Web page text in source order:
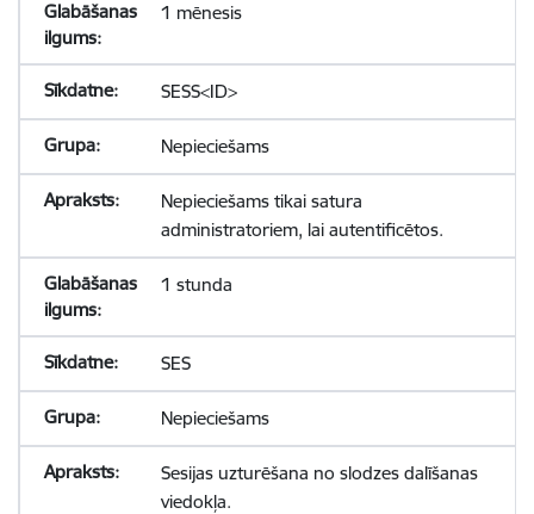
1 mēnesis
SESS<ID>
Nepieciešams
Nepieciešams tikai satura
administratoriem, lai autentificētos.
1 stunda
SES
Nepieciešams
Sesijas uzturēšana no slodzes dalīšanas
viedokļa.